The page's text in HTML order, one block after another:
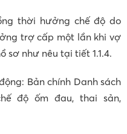
thời hưởng chế độ do
trợ cấp một lần khi vợ
sơ như nêu tại tiết 1.1.4.
Bản chính Danh sách
độ ốm đau, thai sản,